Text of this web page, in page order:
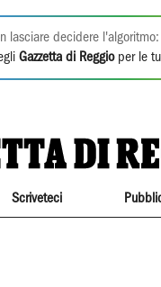
lasciare decidere l'algoritmo:
Gazzetta di Reggioper le
Scriveteci